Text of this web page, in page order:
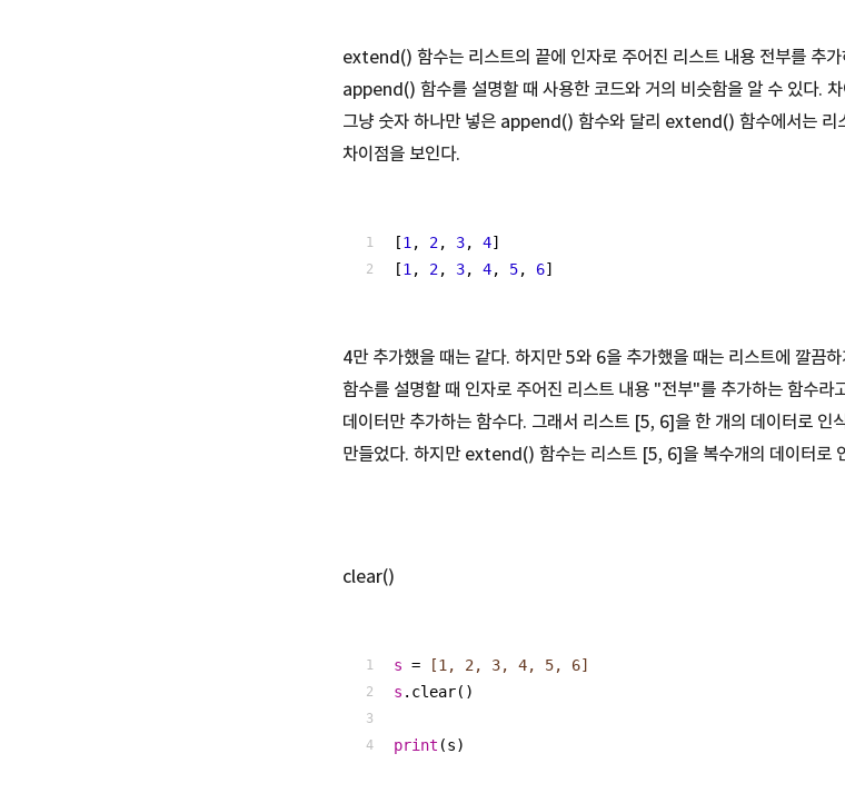
extend() 함수는 리스트의 끝에 인자로 주어진 리스트 내용 전부를 추
append() 함수를 설명할 때 사용한 코드와 거의 비슷함을 알 수 있다.
그냥 숫자 하나만 넣은 append() 함수와 달리 extend() 함수에서는 리
차이점을 보인다.
[1 , 2, 3, 4]
[1 , 2, 3, 4, 5, 6]
4만 추가했을 때는 같다. 하지만 5와 6을 추가했을 때는 리스트에 깔끔
함수를 설명할 때 인자로 주어진 리스트 내용 "전부"를 추가하는 함수
데이터만 추가하는 함수다. 그래서 리스트 [5, 6]을 한 개의 데이터로
만들었다. 하지만 extend() 함수는 리스트 [5, 6]을 복수개의 데이터로
clear()
s = [1, 2, 3, 4, 5, 6]
s .clear()
print (s)